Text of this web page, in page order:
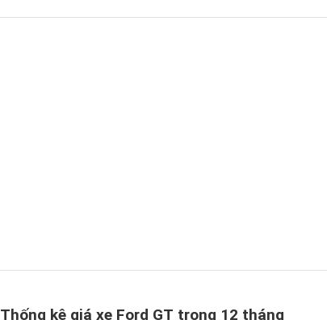
Thống kê giá xe Ford GT trong 12 tháng